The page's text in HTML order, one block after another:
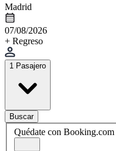
Madrid
07/08/2026
+ Regreso
1 Pasajero
Buscar
Quédate con Booking.com